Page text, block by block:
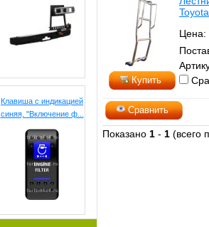
Клавиша с индикацией
синяя, "Включение ф...
Купить
Цена:
Сравнить
Показано 1 - 1 (всего